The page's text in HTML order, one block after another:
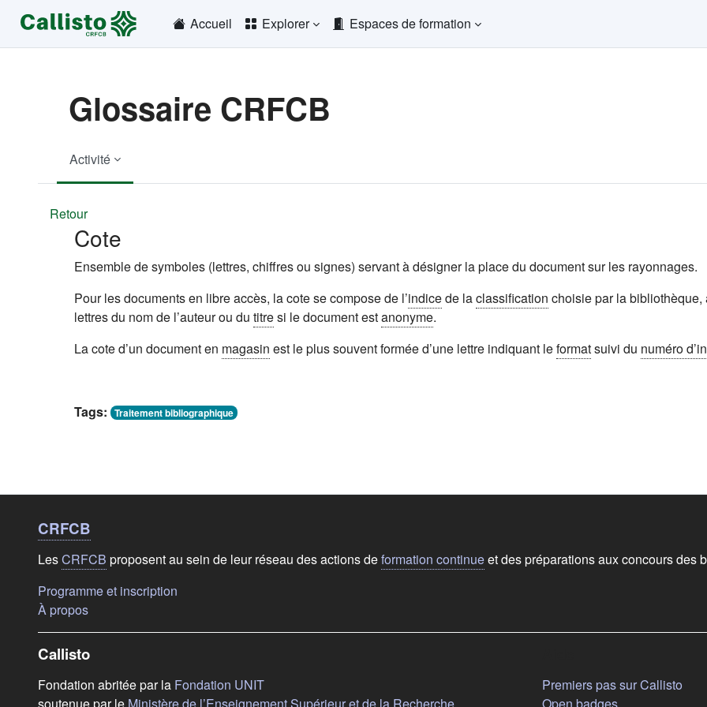
Passer au contenu principal
Accueil
Explorer Espaces de formation
Glossaire CRFCB
Activité
Retour
Cote
Ensemble de symboles (lettres, chiffres ou signes) servant à désigner la place du document sur les rayonnages.
Pour les documents en libre accès, la cote se compose de l’indicede laclassification choisie par la
lettres du nom de l’auteur ou du titresi le document estanonyme.
La cote d’un document en magasin est le plus souvent formée d’une lettre indiquant leformatsuivi du numéro
Tags: Traitement bibliographique
Liens de bas de
CRFCB
LesCRFCB proposent au sein de leur réseau des actions deformation continueet des préparations aux concours des
Programme et inscription
À propos(s'ouvre dans un nouvel onglet)
Callisto
Fondation abritée par la Fondation UNIT(s'ouvre dans un nouvel onglet)
(s'ouvre dans un nouvel onglet)
Premiers pas sur Callisto